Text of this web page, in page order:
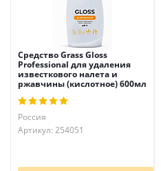
Средство Grass Gloss
Professional для удаления
известкового налета и
ржавчины (кислотное) 600мл
Россия
Артикул: 254051